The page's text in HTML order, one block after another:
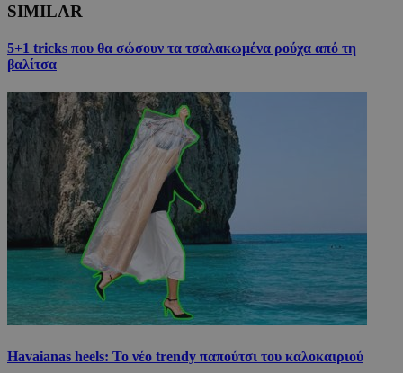
SIMILAR
5+1 tricks που θα σώσουν τα τσαλακωμένα ρούχα από τη
βαλίτσα
Havaianas heels: Το νέο trendy παπούτσι του καλοκαιριού